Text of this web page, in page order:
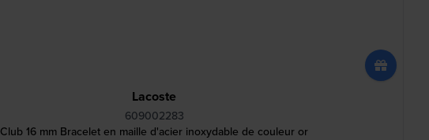
Lacoste
609002283
Club 16 mm Bracelet en maille d'acier inoxydable de couleur or